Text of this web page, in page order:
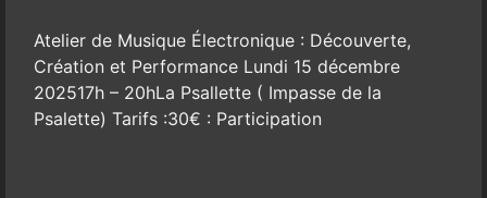
Atelier de Musique Électronique : Découverte,
Création et Performance Lundi 15 décembre
202517h – 20hLa Psallette ( Impasse de la
Psalette) Tarifs :30€ : Participation